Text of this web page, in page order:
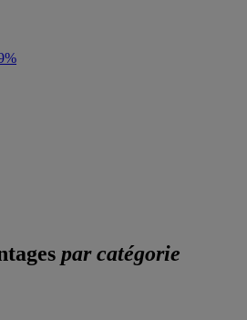
par catégorie